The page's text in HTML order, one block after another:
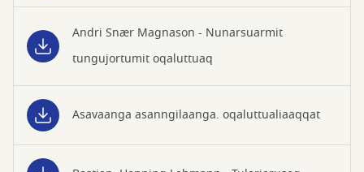
Andri Snær Magnason - Nunarsuarmit
tungujortumit oqaluttuaq
Asavaanga asanngilaanga. oqaluttualiaaqqat